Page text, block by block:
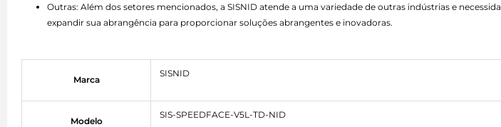
Outras: Além dos setores mencionados, a SISNID atende a uma variedade de outras indústrias e
expandir sua abrangência para proporcionar soluções abrangentes e inovadoras.
Marca
SISNID
Modelo
SIS-SPEEDFACE-V5L-TD-NID